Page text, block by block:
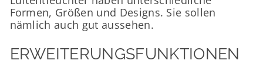
Formen, Größen und Designs. Sie sollen
nämlich auch gut aussehen.
ERWEITERUNGSFUNKTIONEN